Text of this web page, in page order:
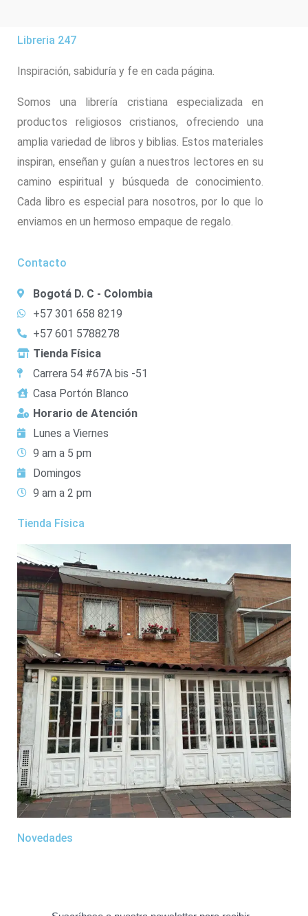
Libreria 247
Inspiración, sabiduría y fe en cada página.
Somos una librería cristiana especializada en
productos religiosos cristianos, ofreciendo una
amplia variedad de libros y biblias. Estos materiales
inspiran, enseñan y guían a nuestros lectores en su
camino espiritual y búsqueda de conocimiento.
Cada libro es especial para nosotros, por lo que lo
enviamos en un hermoso empaque de regalo.
Contacto
Bogotá D. C - Colombia
+57 301 658 8219
+57 601 5788278
Tienda Física
Carrera 54 #67A bis -51
Casa Portón Blanco
Horario de Atención
Lunes a Viernes
9 am a 5 pm
Domingos
9 am a 2 pm
Tienda Física
Novedades